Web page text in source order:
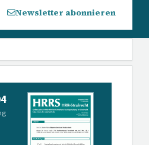
Newsletter abonnieren